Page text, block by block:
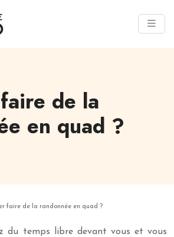
de la
en quad ?
faire de la randonnée en quad ?
du temps libre devant vous et vous